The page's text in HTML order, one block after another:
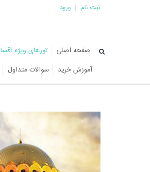
ثبت نام | ورود
صفحه اصلی تورهای ویژه
آموزش خرید
سوالات متداول